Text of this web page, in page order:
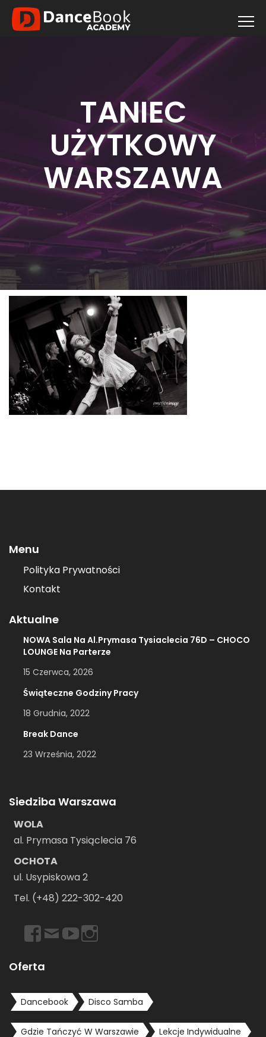
TANIEC
UŻYTKOWY
WARSZAWA
Menu
Polityka Prywatności
Kontakt
Aktualne
NOWA Sala Na Al.Prymasa Tysiaclecia 76D – CHOCO
LOUNGE Na Parterze
15 Czerwca, 2026
Świąteczne Godziny Pracy
18 Grudnia, 2022
Break Dance
23 Września, 2022
Siedziba Warszawa
WOLA
al. Prymasa Tysiąclecia 76
OCHOTA
ul. Usypiskowa 2
Tel. (+48) 222-302-420
https://www.facebook.com/dancebookwarszawa
Emailhttps://www.youtube.com/user/dancebookpl
Oferta
Dancebook Disco Samba
Gdzie Tańczyć W Warszawie Lekcje Indywidualne